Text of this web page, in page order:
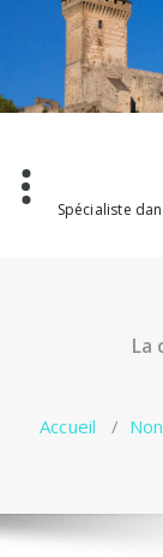
contenu
Spécialiste
La
Accueil /